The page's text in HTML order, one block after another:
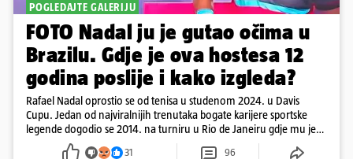
POGLEDAJTE GALERIJU
FOTO Nadal ju je gutao očima u
Brazilu. Gdje je ova hostesa 12
godina poslije i kako izgleda?
Rafael Nadal oprostio se od tenisa u studenom 2024. u Davis
Cupu. Jedan od najviralnijih trenutaka bogate karijere sportske
legende dogodio se 2014. na turniru u Rio de Janeiru gdje mu je
pažnju odvlačila ljepotica iza klupe
31 96